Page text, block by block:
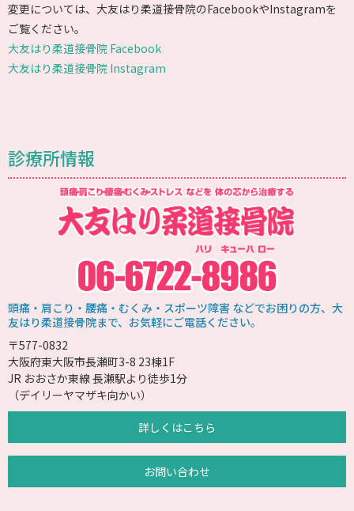
変更については、大友はり柔道接骨院のFacebookやInstagramを
ご覧ください。
大友はり柔道接骨院 Facebook
大友はり柔道接骨院 Instagram
診療所情報
頭痛・肩こり・腰痛・むくみ・スポーツ障害 などでお困りの方、大
友はり柔道接骨院まで、お気軽にご電話ください。
〒577-0832
大阪府東大阪市長瀬町3-8 23棟1F
JR おおさか東線 長瀬駅より徒歩1分
（デイリーヤマザキ向かい）
詳しくはこちら
お問い合わせ